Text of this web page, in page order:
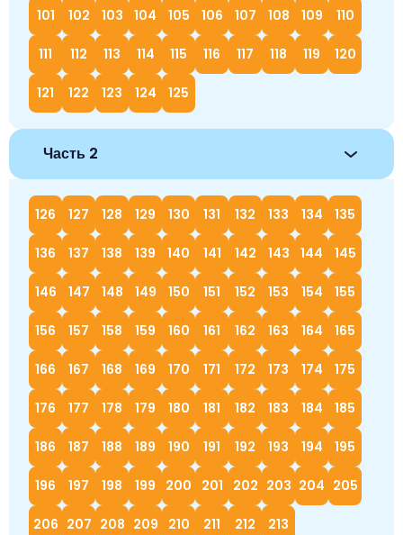
101 102 103 104 105 106 107 108 109 110
111 112 113 114 115 116 117 118 119 120
121 122 123 124 125
Часть 2
126 127 128 129 130 131 132 133 134 135
136 137 138 139 140 141 142 143 144 145
146 147 148 149 150 151 152 153 154 155
156 157 158 159 160 161 162 163 164 165
166 167 168 169 170 171 172 173 174 175
176 177 178 179 180 181 182 183 184 185
186 187 188 189 190 191 192 193 194 195
196 197 198 199 200 201 202 203 204 205
206 207 208 209 210 211 212 213